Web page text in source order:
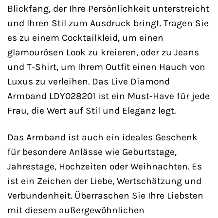
Blickfang, der Ihre Persönlichkeit unterstreicht
und Ihren Stil zum Ausdruck bringt. Tragen Sie
es zu einem Cocktailkleid, um einen
glamourösen Look zu kreieren, oder zu Jeans
und T-Shirt, um Ihrem Outfit einen Hauch von
Luxus zu verleihen. Das Live Diamond
Armband LDY028201 ist ein Must-Have für jede
Frau, die Wert auf Stil und Eleganz legt.
Das Armband ist auch ein ideales Geschenk
für besondere Anlässe wie Geburtstage,
Jahrestage, Hochzeiten oder Weihnachten. Es
ist ein Zeichen der Liebe, Wertschätzung und
Verbundenheit. Überraschen Sie Ihre Liebsten
mit diesem außergewöhnlichen